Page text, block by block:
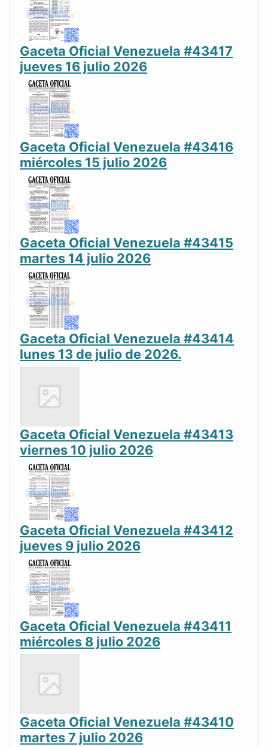
Gaceta Oficial Venezuela #43417
jueves 16 julio 2026
Gaceta Oficial Venezuela #43416
miércoles 15 julio 2026
Gaceta Oficial Venezuela #43415
martes 14 julio 2026
Gaceta Oficial Venezuela #43414
lunes 13 de julio de 2026.
Gaceta Oficial Venezuela #43413
viernes 10 julio 2026
Gaceta Oficial Venezuela #43412
jueves 9 julio 2026
Gaceta Oficial Venezuela #43411
miércoles 8 julio 2026
Gaceta Oficial Venezuela #43410
martes 7 julio 2026